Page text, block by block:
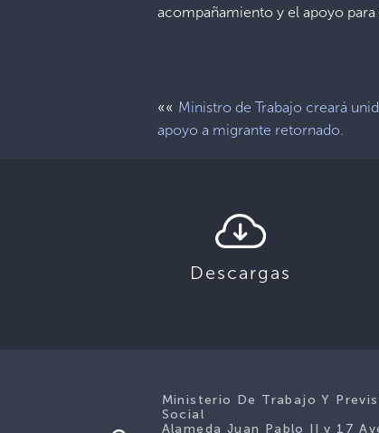
acompañamiento y el apoyo
«« Ministro de Trabajo creará
apoyo a migrante retornado.
Descargas
Ministerio De Trabajo Y
Social
Alameda Juan Pablo II y 17